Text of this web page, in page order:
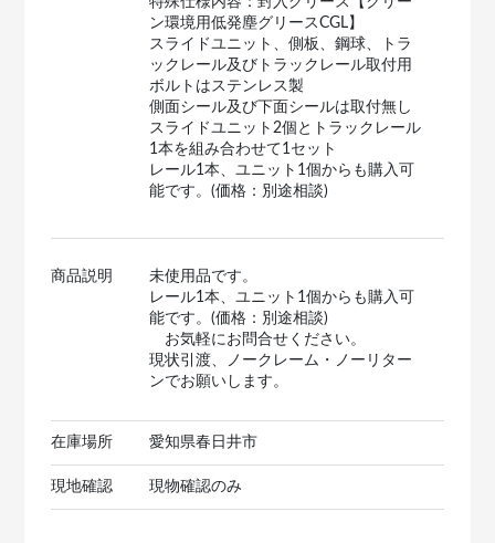
ン環境用低発塵グリースCGL】
スライドユニット、側板、鋼球、トラ
ックレール及びトラックレール取付用
ボルトはステンレス製
側面シール及び下面シールは取付無し
スライドユニット2個とトラックレール
1本を組み合わせて1セット
レール1本、ユニット1個からも購入可
能です。(価格：別途相談)
商品説明
未使用品です。
レール1本、ユニット1個からも購入可
能です。(価格：別途相談)
お気軽にお問合せください。
現状引渡、ノークレーム・ノーリター
ンでお願いします。
在庫場所 愛知県春日井市
現地確認 現物確認のみ